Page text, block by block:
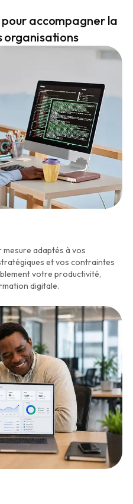
pour accompagner la
organisations
mesure adaptés à vos
et vos contraintes
votre productivité,
digitale.